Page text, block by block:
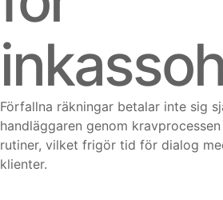
Förfallna räkningar betalar inte sig
handläggaren genom
rutiner, vilket frigör tid för dialog
klienter.